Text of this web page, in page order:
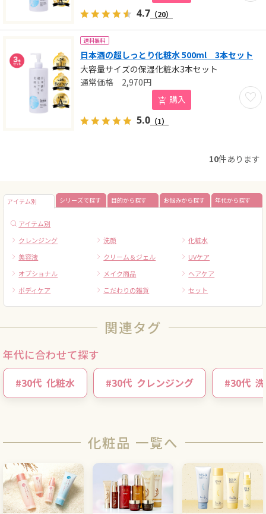
4.7 （20）
送料無料
日本酒の超しっとり化粧水 500ml 3本セット
大容量サイズの保湿化粧水3本セット
お気
2,970円
購入
5.0 （1）
10件あります
アイテム別 シリーズで探す 目的から探す お悩みから探す 年代から探す
アイテム別
クレンジング
洗顔
化粧水
美容液
クリーム＆ジェル
UVケア
オプショナル
メイク商品
ヘアケア
ボディケア
こだわりの雑貨 セット
関連タグ
年代に合わせて探す
#30代 化粧水 #30代 クレンジング #30代
化粧品 一覧へ